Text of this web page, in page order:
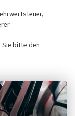
bitte den